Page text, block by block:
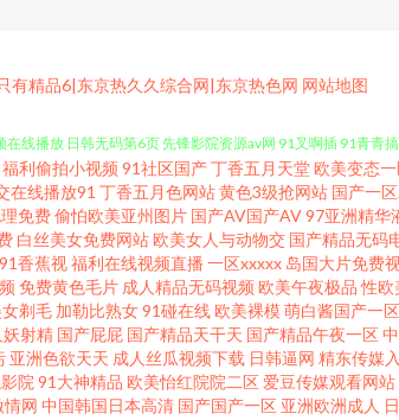
有精品6|东京热久久综合网|东京热色网 网站地图
花综合网 九九精品6 91午夜影院在线 黄色视频网久久 久久
线播放 日韩无码第6页 先锋影院资源av网 91叉啊插 91青青
网 69先锋资源 91she在在在在在在线 91看篇免费 91去网
观看免费版 91色窝窝 99久久高清免费视频 先锋资源天堂
福利偷拍小视频 91社区国产丁香五月天堂欧美变态
在线播放91 丁香五月色网站黄色3级抢网站 国产一
免费偷怕欧美亚州图片 国产AV国产AV97亚洲精华
白丝美女免费网站欧美女人与动物交 国产精品无码
91香蕉视福利在线视频直播 一区xxxxx 岛国大片免费
免费黄色毛片 成人精品无码视频 欧美午夜极品 性
剃毛 加勒比熟女91碰在线欧美裸模萌白酱国产一区
妖射精 国产屁屁 国产精品天干天 国产精品午夜一区
亚洲色欲天天 成人丝瓜视频下载 日韩逼网 精东传媒
院 91大神精品 欧美怡红院院二区 爱豆传媒观看网站
情网 中国韩国日本高清 国产国产一区 亚洲欧洲成人